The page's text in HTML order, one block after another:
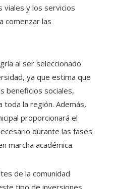
viales y los servicios
comenzar las
al ser seleccionado
ya que estima que
beneficios sociales,
toda la región. Además,
proporcionará el
durante las fases
marcha académica.
de la comunidad